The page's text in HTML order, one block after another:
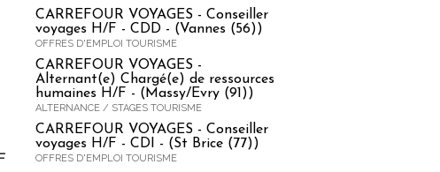
CARREFOUR VOYAGES - Conseiller
voyages H/F - CDD - (Vannes (56))
OFFRES D'EMPLOI TOURISME
CARREFOUR VOYAGES -
Alternant(e) Chargé(e) de ressources
humaines H/F - (Massy/Evry (91))
ALTERNANCE / STAGES TOURISME
CARREFOUR VOYAGES - Conseiller
voyages H/F - CDI - (St Brice (77))
OFFRES D'EMPLOI TOURISME